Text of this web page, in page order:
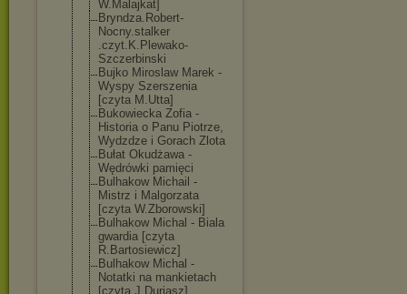
W.Malajkat]
Bryndza.Robert-
Nocny.stalker
.czyt.K.Plewako-
Szczerbinski
Bujko Miroslaw Marek -
Wyspy Szerszenia
[czyta M.Utta]
Bukowiecka Zofia -
Historia o Panu Piotrze,
Wydzdze i Gorach Zlota
Bułat Okudżawa -
Wędrówki pamięci
Bulhakow Michail -
Mistrz i Malgorzata
[czyta W.Zborowski]
Bulhakow Michal - Biala
gwardia [czyta
R.Bartosiewicz]
Bulhakow Michal -
Notatki na mankietach
[czyta J.Duriasz]